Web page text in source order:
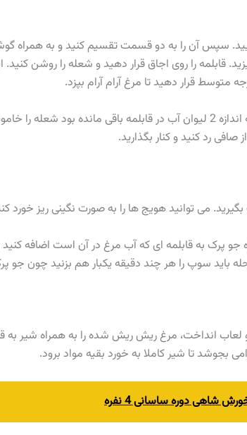
قابلمه را روی اجاق قرار دهید و شعله را روشن کنید.
متوسط قرار دهید تا مرغ آرام آرام بپزد.
زمانی که مرغ پخت و تنها به اندازه 2 لیوان آب در قابلمه باقی
رد کنید و کنار بگذارید.
می توانید هویج ها را به صورت نگینی ریز خورد
پرک به قابلمه ای که آب مرغ در آن است اضافه کنید و
باید سوپ را هر چند دقیقه یکبار هم بزنید چون جو
انداخت، مرغ ریش ریش شده را به همراه شیر به
شاهی دوره ساسانی 4 نفره